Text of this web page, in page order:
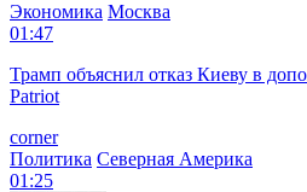
Экономика Москва
01:47
Трамп объяснил отказ Киеву в
Patriot
corner
Политика Северная Америка
01:25